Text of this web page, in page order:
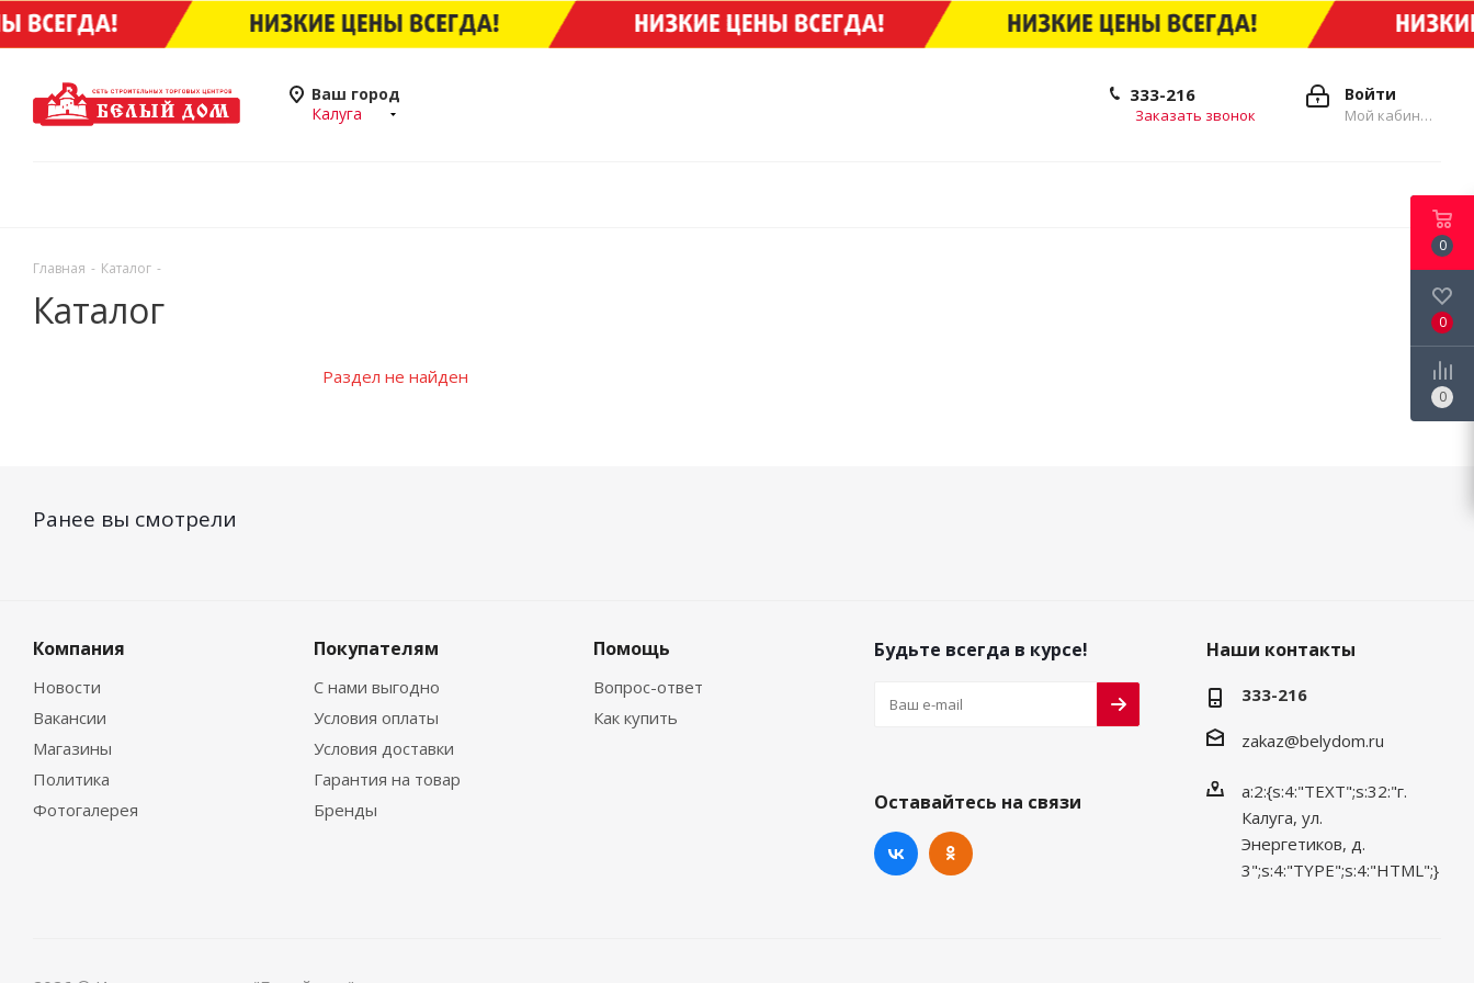
Ваш город
Калуга
Войти
Мой кабинет
333-216
Заказать звонок
Главная - Каталог -
Каталог
Раздел не найден
Ранее вы смотрели
Компания
Новости
Вакансии
Магазины
Политика
Фотогалерея
Покупателям
С нами выгодно
Условия оплаты
Условия доставки
Гарантия на товар
Бренды
Помощь
Вопрос-ответ
Как купить
Будьте всегда в курсе!
Оставайтесь на связи
Наши контакты
333-216
zakaz@belydom.ru
a:2:{s:4:"TEXT";s:32:"г.
Калуга, ул.
Энергетиков, д.
3";s:4:"TYPE";s:4:"HTML";}
0
0
0